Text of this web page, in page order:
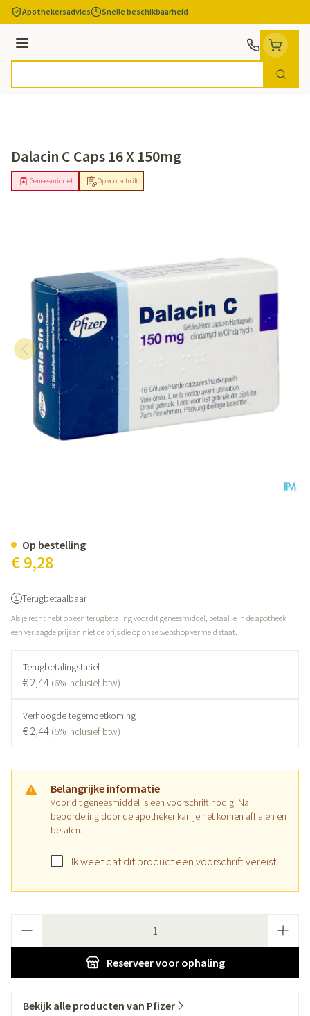
Ga naar de inhoud
Apothekersadvies Snelle beschikbaarheid
Menu
Product, merk, categorie... Zoek
Dalacin C Caps 16 X 150mg
Op voorschrift
Geneesmiddel
€ 9,28
Terugbetaalbaar
Als je recht hebt op een terugbetaling voor dit geneesmiddel, betaal je in de apotheek
een verlaagde prijs en niet de prijs die op onze webshop vermeld staat.
Terugbetalingstarief
€ 2,44 (6% inclusief btw)
Verhoogde tegemoetkoming
€ 2,44 (6% inclusief btw)
Belangrijke informatie
Voor dit geneesmiddel is een voorschrift nodig. Na
beoordeling door de apotheker kan je het komen afhalen en
betalen.
Ik weet dat dit product een voorschrift vereist.
Reserveervoor ophaling
Op bestelling
Bekijk alle producten van Pfizer